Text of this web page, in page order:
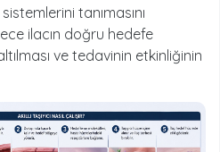
tanımasını
ilacın doğru hedefe
ve tedavinin etkinliğinin